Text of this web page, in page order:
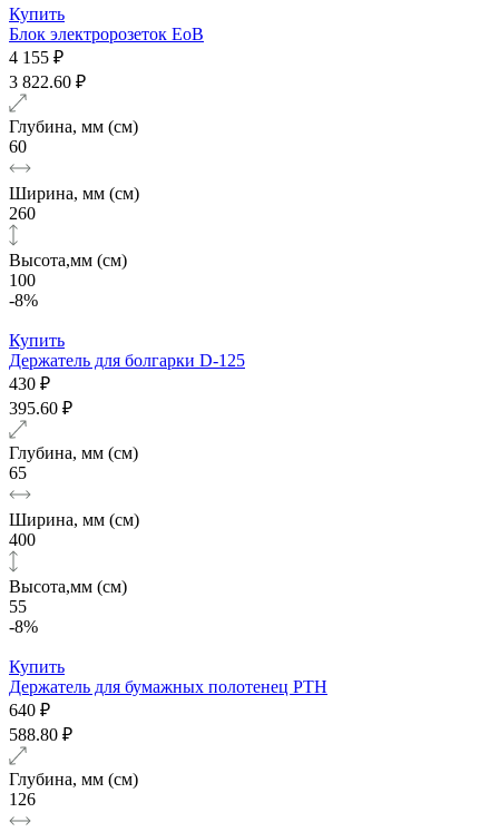
Купить
Блок электророзеток EoB
4 155 ₽
3 822.60 ₽
Глубина, мм (см)
60
Ширина, мм (см)
260
Высота,мм (см)
100
-8%
Купить
Держатель для болгарки D-125
430 ₽
395.60 ₽
Глубина, мм (см)
65
Ширина, мм (см)
400
Высота,мм (см)
55
-8%
Купить
Держатель для бумажных полотенец PTH
640 ₽
588.80 ₽
Глубина, мм (см)
126